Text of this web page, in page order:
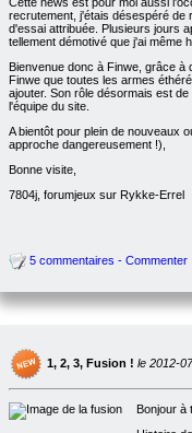
Mais aujourd'hui, voici également
été présente sur un quelconque
éthérées sont très peu connues
de les connaître toutes ! Au total,
dédiée
. Ces armes sont
conseillé de le retester :
anodines, mais tout le monde se
Cette news est pour moi aussi
recrutement, j'étais désespéré
d'essai attribuée. Plusieurs jours
tellement démotivé que j'ai même
Bienvenue donc à Finwe, grâce
Finwe que toutes les armes
ajouter. Son rôle désormais est
approche dangereusement !),
7804j, forumjeux sur Rykke-Errel
5 commentaires - Commenter